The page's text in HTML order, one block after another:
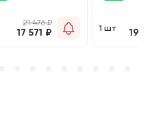
21 476₽
17 571 ₽ 1 шт 19